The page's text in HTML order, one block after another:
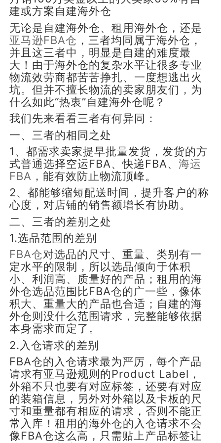
建或方案自建海外仓
无论是自建海外仓、租用海外仓，还是
亚马逊FBA仓 ，三者均同属于海外仓，
并且这三者中，明显是自建的难度最
大！由于海外仓的复杂水平让很多专业
物流效劳商都苦苦挣扎、一度想逃出火
坑。但并不擅长物流的卖家朋友们，为
什么如此“热衷”自建海外仓呢？
我们先来看看三者有何异同：
一、三者的相同之处
1、都需求卖家提早批量发货，发货的方
式普通选择空运FBA、快递FBA、海运
FBA ，能有效防止物流顶峰。
2、都能够缩短配送时间，提升客户的称
心度，对店铺的销售额增长有协助。
二、三者的差别之处
1.选品范围的差别
FBA仓对选品的尺寸、重量、类别有一
定水平的限制，所以选品倾向于体积
小、利润高、质量好的产品；租用的海
外仓选品范围比FBA仓的广一些，像体
积大、重量大的产品也合适；自建的海
外仓则没什么范围请求，完整能够依据
本身需求而定了。
2.入仓请求的差别
FBA仓的入仓请求最为严厉，每个产品
请求有亚马逊规则的Product Label，
外箱不只也要有对应标签，还要有对应
的装箱信息，另外对外箱以及卡板的尺
寸和重量都有相应的请求，否则不能正
常入库！租用的海外仓的入仓请求不会
像FBA仓这么高，只需贴上产品标签让